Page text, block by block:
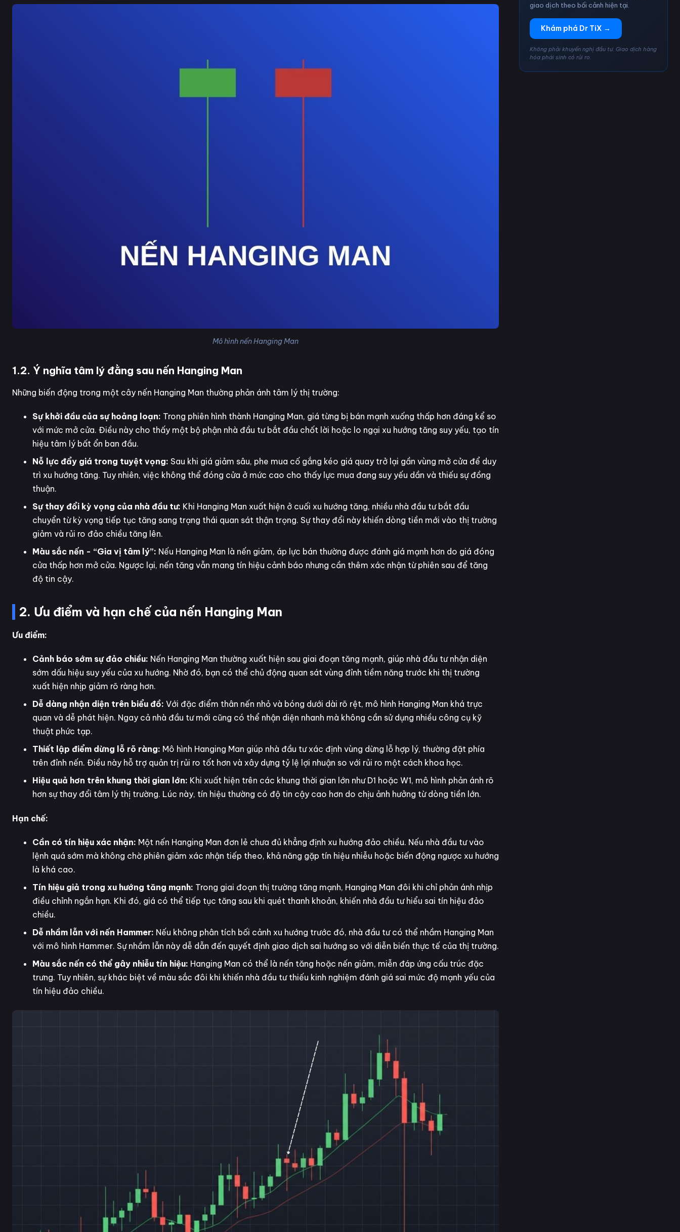
Mô hình nến Hanging Man
1.2. Ý nghĩa tâm lý đằng sau nến Hanging Man
Những biến động trong một cây nến Hanging Man thường phản ánh tâm lý thị trường:
Sự khởi đầu của sự hoảng loạn: Trong phiên hình thành Hanging Man, giá từng bị bán mạnh xuống thấp hơn đáng kể so
với mức mở cửa. Điều này cho thấy một bộ phận nhà đầu tư bắt đầu chốt lời hoặc lo ngại xu hướng tăng suy yếu, tạo tín
hiệu tâm lý bất ổn ban đầu.
Nỗ lực đẩy giá trong tuyệt vọng: Sau khi giá giảm sâu, phe mua cố gắng kéo giá quay trở lại gần vùng mở cửa để duy
trì xu hướng tăng. Tuy nhiên, việc không thể đóng cửa ở mức cao cho thấy lực mua đang suy yếu dần và thiếu sự đồng
thuận.
Sự thay đổi kỳ vọng của nhà đầu tư: Khi Hanging Man xuất hiện ở cuối xu hướng tăng, nhiều nhà đầu tư bắt đầu
chuyển từ kỳ vọng tiếp tục tăng sang trạng thái quan sát thận trọng. Sự thay đổi này khiến dòng tiền mới vào thị trường
giảm và rủi ro đảo chiều tăng lên.
Màu sắc nến - “Gia vị tâm lý”: Nếu Hanging Man là nến giảm, áp lực bán thường được đánh giá mạnh hơn do giá đóng
cửa thấp hơn mở cửa. Ngược lại, nến tăng vẫn mang tín hiệu cảnh báo nhưng cần thêm xác nhận từ phiên sau để tăng
độ tin cậy.
2. Ưu điểm và hạn chế của nến Hanging Man
Ưu điểm:
Cảnh báo sớm sự đảo chiều: Nến Hanging Man thường xuất hiện sau giai đoạn tăng mạnh, giúp nhà đầu tư nhận diện
sớm dấu hiệu suy yếu của xu hướng. Nhờ đó, bạn có thể chủ động quan sát vùng đỉnh tiềm năng trước khi thị trường
xuất hiện nhịp giảm rõ ràng hơn.
Dễ dàng nhận diện trên biểu đồ: Với đặc điểm thân nến nhỏ và bóng dưới dài rõ rệt, mô hình Hanging Man khá trực
quan và dễ phát hiện. Ngay cả nhà đầu tư mới cũng có thể nhận diện nhanh mà không cần sử dụng nhiều công cụ kỹ
thuật phức tạp.
Thiết lập điểm dừng lỗ rõ ràng: Mô hình Hanging Man giúp nhà đầu tư xác định vùng dừng lỗ hợp lý, thường đặt phía
trên đỉnh nến. Điều này hỗ trợ quản trị rủi ro tốt hơn và xây dựng tỷ lệ lợi nhuận so với rủi ro một cách khoa học.
Hiệu quả hơn trên khung thời gian lớn: Khi xuất hiện trên các khung thời gian lớn như D1 hoặc W1, mô hình phản ánh rõ
hơn sự thay đổi tâm lý thị trường. Lúc này, tín hiệu thường có độ tin cậy cao hơn do chịu ảnh hưởng từ dòng tiền lớn.
Hạn chế:
Cần có tín hiệu xác nhận: Một nến Hanging Man đơn lẻ chưa đủ khẳng định xu hướng đảo chiều. Nếu nhà đầu tư vào
lệnh quá sớm mà không chờ phiên giảm xác nhận tiếp theo, khả năng gặp tín hiệu nhiễu hoặc biến động ngược xu hướng
là khá cao.
Tín hiệu giả trong xu hướng tăng mạnh: Trong giai đoạn thị trường tăng mạnh, Hanging Man đôi khi chỉ phản ánh nhịp
điều chỉnh ngắn hạn. Khi đó, giá có thể tiếp tục tăng sau khi quét thanh khoản, khiến nhà đầu tư hiểu sai tín hiệu đảo
chiều.
Dễ nhầm lẫn với nến Hammer: Nếu không phân tích bối cảnh xu hướng trước đó, nhà đầu tư có thể nhầm Hanging Man
với mô hình Hammer. Sự nhầm lẫn này dễ dẫn đến quyết định giao dịch sai hướng so với diễn biến thực tế của thị trường.
Màu sắc nến có thể gây nhiễu tín hiệu: Hanging Man có thể là nến tăng hoặc nến giảm, miễn đáp ứng cấu trúc đặc
trưng. Tuy nhiên, sự khác biệt về màu sắc đôi khi khiến nhà đầu tư thiếu kinh nghiệm đánh giá sai mức độ mạnh yếu của
tín hiệu đảo chiều.
giao dịch theo bối cảnh hiện tại.
Khám phá Dr TiX →
Không phải khuyến nghị đầu tư. Giao dịch hàng
hóa phái sinh có rủi ro.